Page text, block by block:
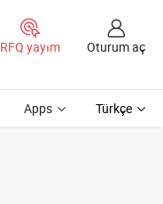
RFQ yayım Oturum aç
Apps Türkçe